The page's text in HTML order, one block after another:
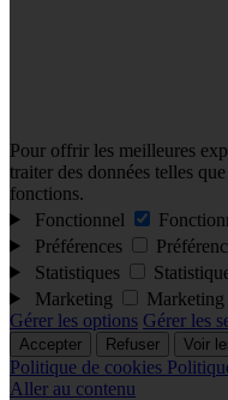
Pour offrir les meilleures
traiter des données telles
fonctions.
Fonctionnel
Préférences
Statistiques
Marketing
Marketing
Gérer les options Gérer les
Accepter Refuser Voir
Politique de cookies
Aller au contenu